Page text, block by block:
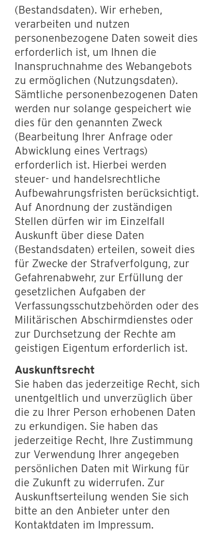
(Bestandsdaten). Wir erheben,
verarbeiten und nutzen
personenbezogene Daten soweit dies
erforderlich ist, um Ihnen die
Inanspruchnahme des Webangebots
zu ermöglichen (Nutzungsdaten).
Sämtliche personenbezogenen Daten
werden nur solange gespeichert wie
dies für den genannten Zweck
(Bearbeitung Ihrer Anfrage oder
Abwicklung eines Vertrags)
erforderlich ist. Hierbei werden
steuer- und handelsrechtliche
Aufbewahrungsfristen berücksichtigt.
Auf Anordnung der zuständigen
Stellen dürfen wir im Einzelfall
Auskunft über diese Daten
(Bestandsdaten) erteilen, soweit dies
für Zwecke der Strafverfolgung, zur
Gefahrenabwehr, zur Erfüllung der
gesetzlichen Aufgaben der
Verfassungsschutzbehörden oder des
Militärischen Abschirmdienstes oder
zur Durchsetzung der Rechte am
geistigen Eigentum erforderlich ist.
Auskunftsrecht
Sie haben das jederzeitige Recht, sich
unentgeltlich und unverzüglich über
die zu Ihrer Person erhobenen Daten
zu erkundigen. Sie haben das
jederzeitige Recht, Ihre Zustimmung
zur Verwendung Ihrer angegeben
persönlichen Daten mit Wirkung für
die Zukunft zu widerrufen. Zur
Auskunftserteilung wenden Sie sich
bitte an den Anbieter unter den
Kontaktdaten im Impressum.